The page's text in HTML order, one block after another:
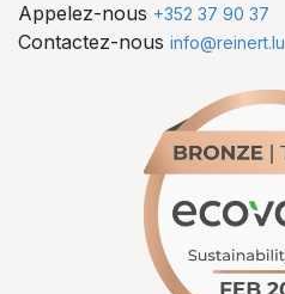
Appelez-nous +352 37 90 37
Contactez-nous info@reinert.lu